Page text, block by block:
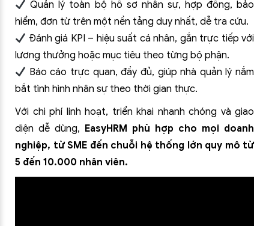
Quản lý toàn bộ hồ sơ nhân sự, hợp đồng, bảo
hiểm, đơn từ trên một nền tảng duy nhất, dễ tra cứu.
Đánh giá KPI – hiệu suất cá nhân, gắn trực tiếp với
lương thưởng hoặc mục tiêu theo từng bộ phận.
Báo cáo trực quan, đầy đủ, giúp nhà quản lý nắm
bắt tình hình nhân sự theo thời gian thực.
Với chi phí linh hoạt, triển khai nhanh chóng và giao
diện dễ dùng, EasyHRM phù hợp cho mọi doanh
nghiệp, từ SME đến chuỗi hệ thống lớn quy mô từ
5 đến 10.000 nhân viên.